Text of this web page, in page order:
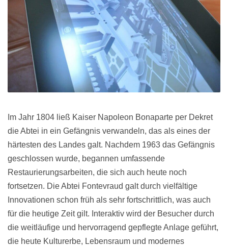
Im Jahr 1804 ließ Kaiser Napoleon Bonaparte per Dekret
die Abtei in ein Gefängnis verwandeln, das als eines der
härtesten des Landes galt. Nachdem 1963 das Gefängnis
geschlossen wurde, begannen umfassende
Restaurierungsarbeiten, die sich auch heute noch
fortsetzen. Die Abtei Fontevraud galt durch vielfältige
Innovationen schon früh als sehr fortschrittlich, was auch
für die heutige Zeit gilt. Interaktiv wird der Besucher durch
die weitläufige und hervorragend gepflegte Anlage geführt,
die heute Kulturerbe, Lebensraum und modernes